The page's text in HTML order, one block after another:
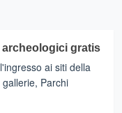
gratis
ai siti della
Parchi